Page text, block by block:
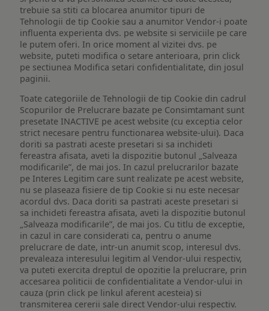
trebuie sa stiti ca blocarea anumitor tipuri de
Tehnologii de tip Cookie sau a anumitor Vendor-i poate
influenta experienta dvs. pe website si serviciile pe care
le putem oferi. In orice moment al vizitei dvs. pe
website, puteti modifica o setare anterioara, prin click
pe sectiunea Modifica setari confidentialitate, din josul
paginii.
Toate categoriile de Tehnologii de tip Cookie din cadrul
Scopurilor de Prelucrare bazate pe Consimtamant sunt
presetate INACTIVE pe acest website (cu exceptia celor
strict necesare pentru functionarea website-ului). Daca
doriti sa pastrati aceste presetari si sa inchideti
fereastra afisata, aveti la dispozitie butonul „Salveaza
modificarile”, de mai jos. In cazul prelucrarilor bazate
pe Interes Legitim care sunt realizate pe acest website,
nu se plaseaza fisiere de tip Cookie si nu este necesar
acordul dvs. Daca doriti sa pastrati aceste presetari si
sa inchideti fereastra afisata, aveti la dispozitie butonul
„Salveaza modificarile”, de mai jos. Cu titlu de exceptie,
in cazul in care considerati ca, pentru o anume
prelucrare de date, intr-un anumit scop, interesul dvs.
prevaleaza interesului legitim al Vendor-ului respectiv,
va puteti exercita dreptul de opozitie la prelucrare, prin
accesarea politicii de confidentialitate a Vendor-ului in
cauza (prin click pe linkul aferent acesteia) si
transmiterea cererii sale direct Vendor-ului respectiv.